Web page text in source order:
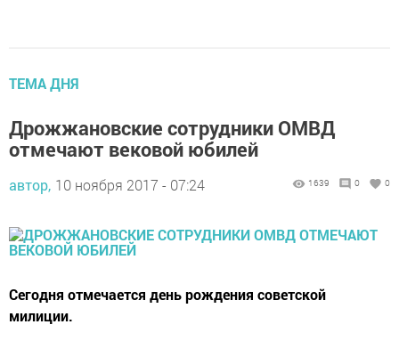
ТЕМА ДНЯ
Дрожжановские сотрудники ОМВД
отмечают вековой юбилей
автор, 10 ноября 2017 - 07:24 1639 0 0
Сегодня отмечается день рождения советской
милиции.